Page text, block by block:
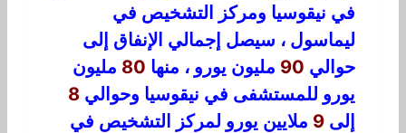
في نيقوسيا ومركز التشخيص في
ليماسول ، سيصل إجمالي الإنفاق إلى
حوالي 90 مليون يورو ، منها 80 مليون
يورو للمستشفى في نيقوسيا وحوالي 8
إلى 9 ملايين يورو لمركز التشخيص في